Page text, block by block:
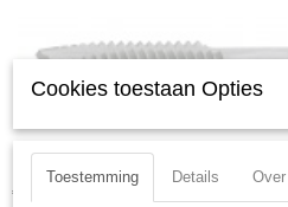
Kraftwerk 22025 Handtap m2.5
€ 7,48
Cookies toestaan Opties
Toestemming Details Over